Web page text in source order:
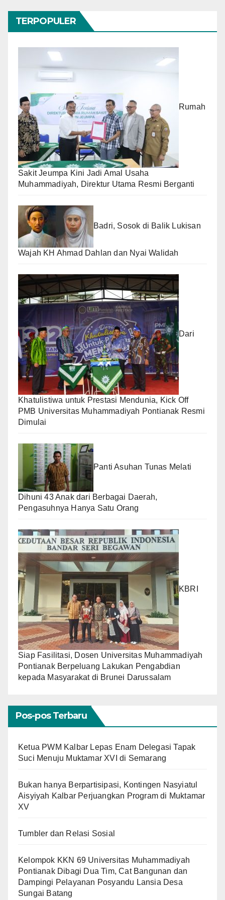
TERPOPULER
Rumah
Sakit Jeumpa Kini Jadi Amal Usaha
Muhammadiyah, Direktur Utama Resmi Berganti
Badri, Sosok di Balik Lukisan
Wajah KH Ahmad Dahlan dan Nyai Walidah
Dari
Khatulistiwa untuk Prestasi Mendunia, Kick Off
PMB Universitas Muhammadiyah Pontianak Resmi
Dimulai
Panti Asuhan Tunas Melati
Dihuni 43 Anak dari Berbagai Daerah,
Pengasuhnya Hanya Satu Orang
KBRI
Siap Fasilitasi, Dosen Universitas Muhammadiyah
Pontianak Berpeluang Lakukan Pengabdian
kepada Masyarakat di Brunei Darussalam
Pos-pos Terbaru
Ketua PWM Kalbar Lepas Enam Delegasi Tapak
Suci Menuju Muktamar XVI di Semarang
Bukan hanya Berpartisipasi, Kontingen Nasyiatul
Aisyiyah Kalbar Perjuangkan Program di Muktamar
XV
Tumbler dan Relasi Sosial
Kelompok KKN 69 Universitas Muhammadiyah
Pontianak Dibagi Dua Tim, Cat Bangunan dan
Dampingi Pelayanan Posyandu Lansia Desa
Sungai Batang